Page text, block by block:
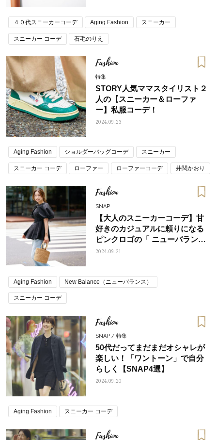
４０代スニーカーコーデ Aging Fashion スニーカー
スニーカー コーデ 石毛のりえ
Fashion
特集
STORY人気ママスタイリスト２
人の【スニーカー＆ローファ
ー】私服コーデ！
2024.09.23
Aging Fashion ショルダーバッグコーデ スニーカー
スニーカー コーデ ローファー ローファーコーデ 井関かおり
石毛のりえ
Fashion
SNAP
【大人のスニーカーコーデ】甘
好きのカジュアルに頼りになる
ピンクロゴの「 ニューバラン
ス」
2024.09.21
Aging Fashion New Balance（ニューバランス）
スニーカー コーデ
Fashion
SNAP / 特集
50代だってまだまだオシャレが
楽しい！「ワントーン」で自分
らしく【SNAP4選】
2024.09.20
Aging Fashion スニーカー コーデ
Fashion